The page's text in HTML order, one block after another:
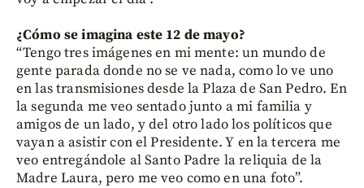
¿Cómo se imagina este 12 de mayo?
“Tengo tres imágenes en mi mente: un mundo de
gente parada donde no se ve nada, como lo ve uno
en las transmisiones desde la Plaza de San Pedro. En
la segunda me veo sentado junto a mi familia y
amigos de un lado, y del otro lado los políticos que
vayan a asistir con el Presidente. Y en la tercera me
veo entregándole al Santo Padre la reliquia de la
Madre Laura, pero me veo como en una foto”.